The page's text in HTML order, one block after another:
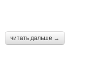
читать дальше →